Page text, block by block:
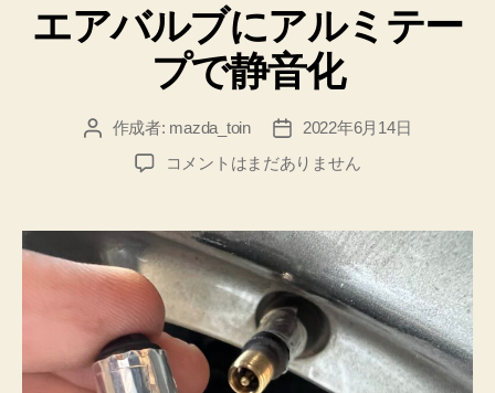
ゴ
リ
ー
エアバルブにアルミテー
プで静音化
投 作成者: mazda_toin
投
稿
日
2022年6月14日
エ
ル
ブ
ア
ル
ミ
テ
コメントはまだありません